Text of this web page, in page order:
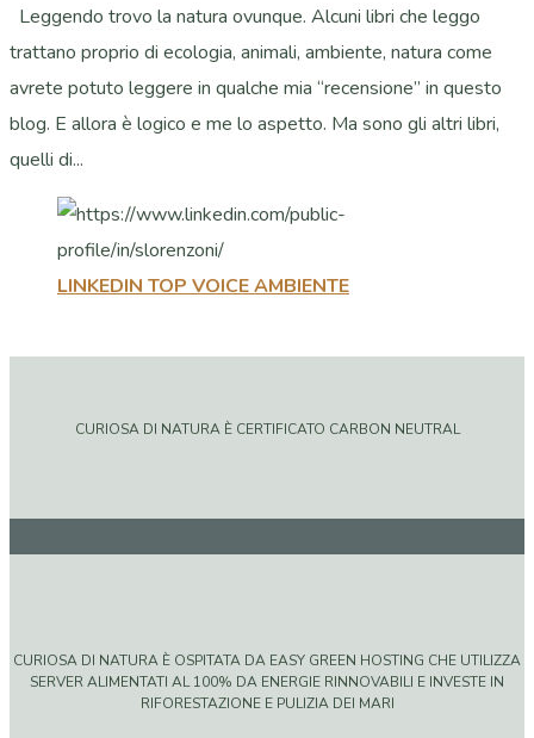
Leggendo trovo la natura ovunque. Alcuni libri che leggo
trattano proprio di ecologia, animali, ambiente, natura come
avrete potuto leggere in qualche mia “recensione” in questo
blog. E allora è logico e me lo aspetto. Ma sono gli altri libri,
quelli di...
LINKEDIN TOP VOICE AMBIENTE
CURIOSA DI NATURA È CERTIFICATO CARBON NEUTRAL
CURIOSA DI NATURA È OSPITATA DA EASY GREEN HOSTING CHE UTILIZZA
SERVER ALIMENTATI AL 100% DA ENERGIE RINNOVABILI E INVESTE IN
RIFORESTAZIONE E PULIZIA DEI MARI